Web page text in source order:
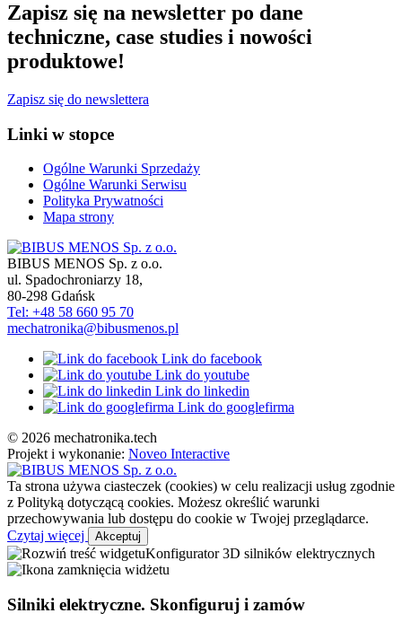
Zapisz się na newsletter po dane
techniczne, case studies i nowości
produktowe!
Zapisz się do newslettera
Linki w stopce
Ogólne Warunki Sprzedaży
Ogólne Warunki Serwisu
Polityka Prywatności
Mapa strony
BIBUS MENOS Sp. z o.o.
ul. Spadochroniarzy 18,
80-298 Gdańsk
Tel: +48 58 660 95 70
mechatronika@bibusmenos.pl
Link do facebook
Link do youtube
Link do linkedin
Link do googlefirma
© 2026 mechatronika.tech
Projekt i wykonanie: Noveo Interactive
Ta strona używa ciasteczek (cookies) w celu realizacji usług zgodnie
z Polityką dotyczącą cookies. Możesz określić warunki
przechowywania lub dostępu do cookie w Twojej przeglądarce.
Czytaj więcej
Akceptuj
Konfigurator 3D silników elektrycznych
Silniki elektryczne. Skonfiguruj i zamów